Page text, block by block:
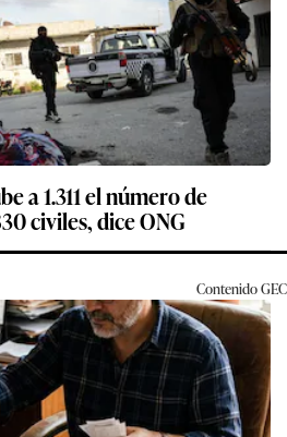
a 1.311 el número de
civiles, dice ONG
ContenidoGEC